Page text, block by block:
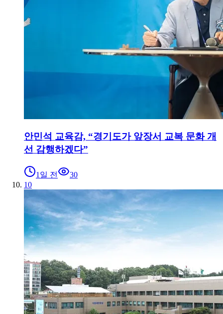
안민석 교육감, “경기도가 앞장서 교복 문화 개
선 감행하겠다”
1일 전
30
10